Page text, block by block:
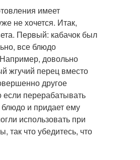
имеет
не хочется. Итак,
Первый: кабачок был
все блюдо
Например, довольно
жгучий перец вместо
другое
если перерабатывать
и придает ему
использовать при
так что убедитесь, что